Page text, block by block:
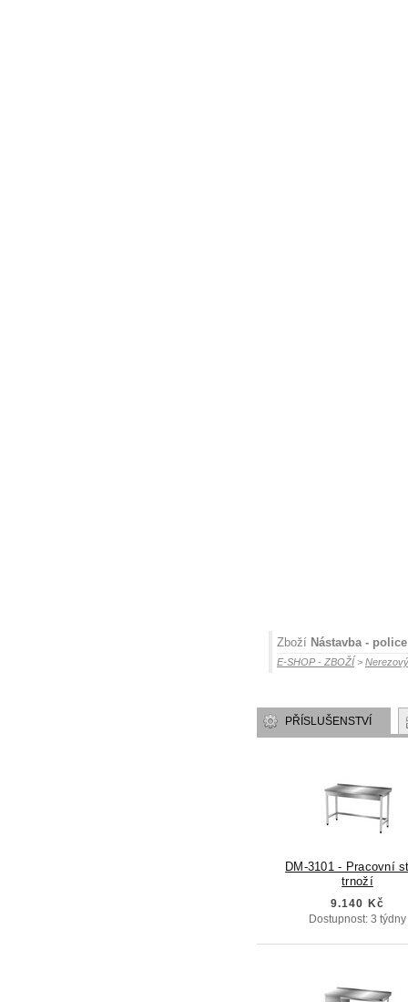
Zboží Nástavba -
E-SHOP - ZBOŽÍ >
PŘÍSLUŠENSTVÍ
DM-3101 - Pracovní
trnoží
9.140 Kč
Dostupnost: 3 týdny